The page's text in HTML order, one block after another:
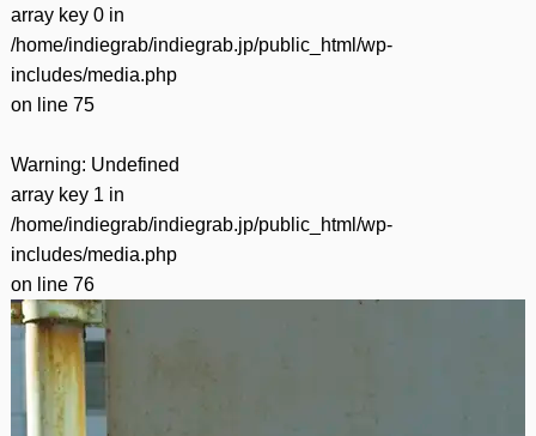
array key 0 in
/home/indiegrab/indiegrab.jp/public_html/wp-
includes/media.php
on line 75
Warning: Undefined
array key 1 in
/home/indiegrab/indiegrab.jp/public_html/wp-
includes/media.php
on line 76